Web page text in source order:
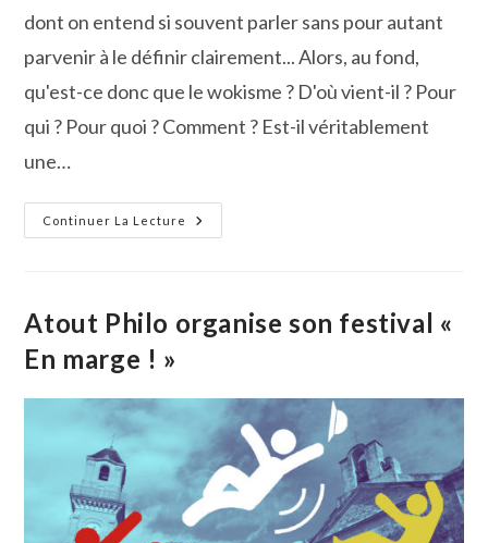
dont on entend si souvent parler sans pour autant
parvenir à le définir clairement... Alors, au fond,
qu'est-ce donc que le wokisme ? D'où vient-il ? Pour
qui ? Pour quoi ? Comment ? Est-il véritablement
une…
Continuer La Lecture
Wokisme,
Vous
Atout Philo organise son festival «
En marge ! »